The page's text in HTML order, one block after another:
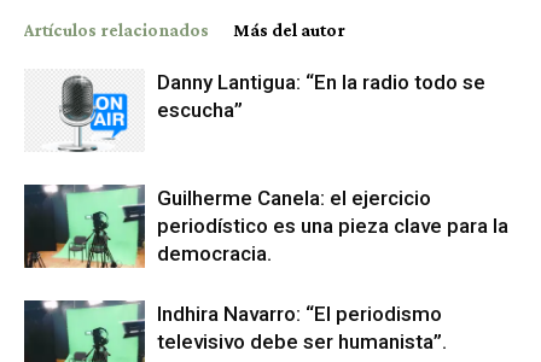
Artículos relacionados Más del autor
Danny Lantigua: “En la radio todo se
escucha”
Guilherme Canela: el ejercicio
periodístico es una pieza clave para la
democracia.
Indhira Navarro: “El periodismo
televisivo debe ser humanista”.